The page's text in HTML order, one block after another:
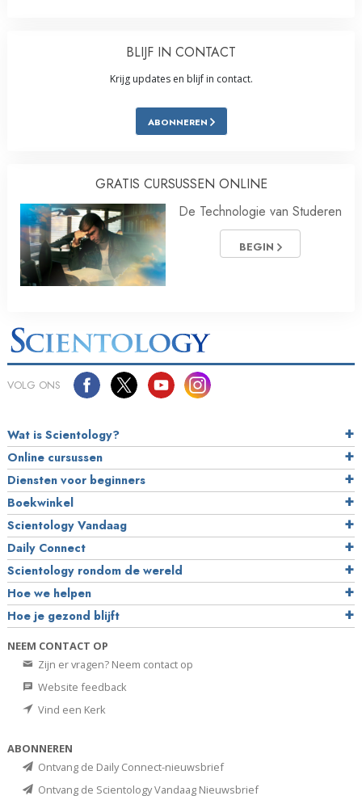
BLIJF IN CONTACT
Krijg updates en blijf in contact.
ABONNEREN
GRATIS CURSUSSEN ONLINE
De Technologie van Studeren
BEGIN
VOLG ONS
Wat is Scientology?
Online cursussen
Diensten voor beginners
Boekwinkel
Scientology Vandaag
Daily Connect
Scientology rondom de wereld
Hoe we helpen
Hoe je gezond blijft
NEEM CONTACT OP
Zijn er vragen? Neem contact op
Website feedback
Vind een Kerk
ABONNEREN
Ontvang de Daily Connect-nieuwsbrief
Ontvang de Scientology Vandaag Nieuwsbrief